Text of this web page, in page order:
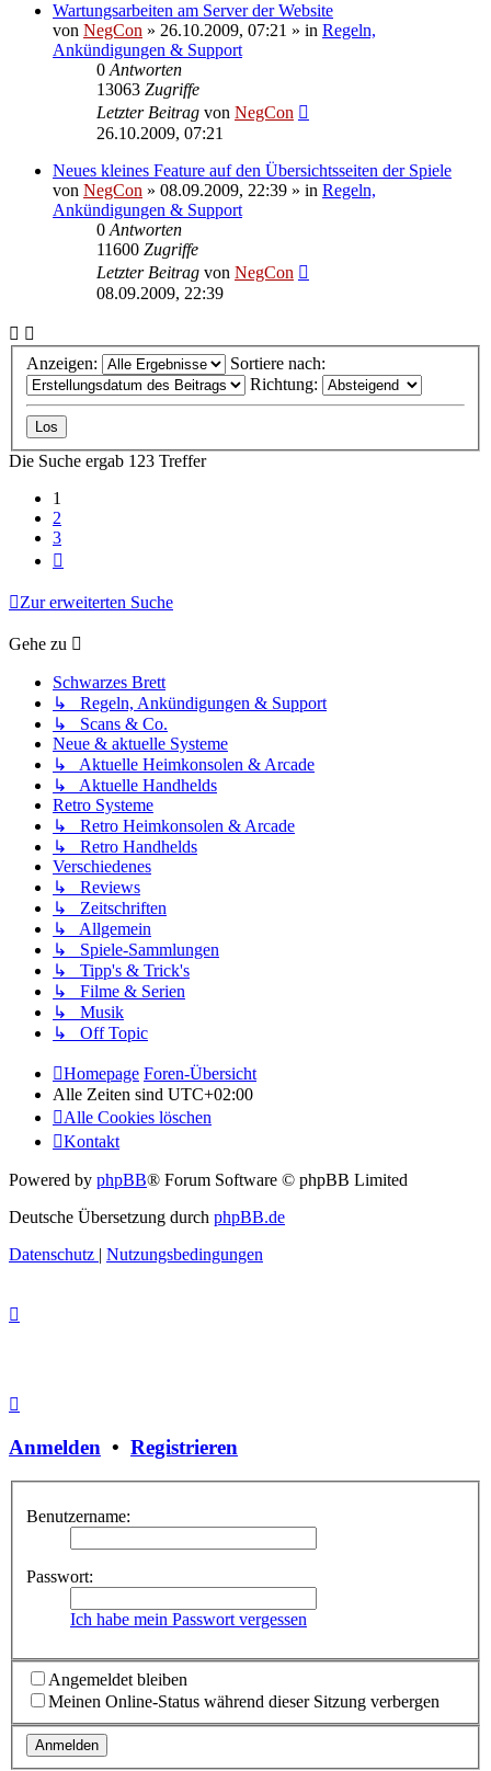
Wartungsarbeiten am Server der Website
von NegCon » 26.10.2009, 07:21 » in Regeln,
Ankündigungen & Support
0Antworten
13063 Zugriffe
Letzter Beitrag von NegCon
26.10.2009, 07:21
Neues kleines Feature auf den Übersichtsseiten der Spiele
von NegCon » 08.09.2009, 22:39 » in Regeln,
Ankündigungen & Support
0Antworten
11600 Zugriffe
Letzter Beitrag von NegCon
08.09.2009, 22:39
Anzeigen:
Sortiere nach:
Richtung:
Die Suche ergab 123 Treffer
1
2
3
Zur erweiterten Suche
Gehe zu
Schwarzes Brett
↳ Regeln, Ankündigungen & Support
↳ Scans & Co.
Neue & aktuelle Systeme
↳ Aktuelle Heimkonsolen & Arcade
↳ Aktuelle Handhelds
Retro Systeme
↳ Retro Heimkonsolen & Arcade
↳ Retro Handhelds
Verschiedenes
↳ Reviews
↳ Zeitschriften
↳ Allgemein
↳ Spiele-Sammlungen
↳ Tipp's & Trick's
↳ Filme & Serien
↳ Musik
↳ Off Topic
Homepage Foren-Übersicht
Alle Zeiten sind UTC+02:00
Alle Cookies löschen
Kontakt
Powered by phpBB® Forum Software © phpBB Limited
Deutsche Übersetzung durch phpBB.de
Datenschutz | Nutzungsbedingungen
Anmelden • Registrieren
Benutzername:
Passwort:
Ich habe mein Passwort vergessen
Angemeldet bleiben
Meinen Online-Status während dieser Sitzung verbergen